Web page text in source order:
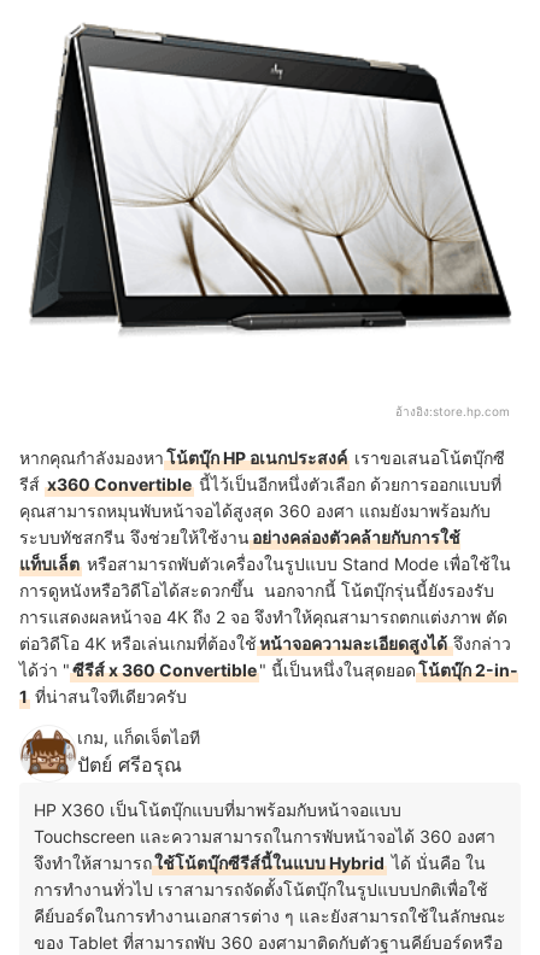
อ้างอิง:store.hp.com
หากคุณกำลังมองหาโน้ตบุ๊ก HP อเนกประสงค์ เราขอเสนอโน้ตบุ๊กซี
รีส์ x360 Convertible นี้ไว้เป็นอีกหนึ่งตัวเลือก ด้วยการออกแบบที่
คุณสามารถหมุนพับหน้าจอได้สูงสุด 360 องศา แถมยังมาพร้อมกับ
ระบบทัชสกรีน จึงช่วยให้ใช้งานอย่างคล่องตัวคล้ายกับการใช้
แท็บเล็ต หรือสามารถพับตัวเครื่องในรูปแบบ Stand Mode เพื่อใช้ใน
การดูหนังหรือวิดีโอได้สะดวกขึ้น นอกจากนี้ โน้ตบุ๊กรุ่นนี้ยังรองรับ
การแสดงผลหน้าจอ 4K ถึง 2 จอ จึงทำให้คุณสามารถตกแต่งภาพ ตัด
ต่อวิดีโอ 4K หรือเล่นเกมที่ต้องใช้หน้าจอความละเอียดสูงได้จึงกล่าว
ได้ว่า "ซีรีส์ x 360 Convertible" นี้เป็นหนึ่งในสุดยอดโน้ตบุ๊ก 2-in-
1 ที่น่าสนใจทีเดียวครับ
เกม, แก็ดเจ็ตไอที
ปัตย์ ศรีอรุณ
HP X360 เป็นโน้ตบุ๊กแบบที่มาพร้อมกับหน้าจอแบบ
Touchscreen และความสามารถในการพับหน้าจอได้ 360 องศา
จึงทำให้สามารถใช้โน้ตบุ๊กซีรีส์นี้ในแบบ Hybrid ได้ นั่นคือ ใน
การทำงานทั่วไป เราสามารถจัดตั้งโน้ตบุ๊กในรูปแบบปกติเพื่อใช้
คีย์บอร์ดในการทำงานเอกสารต่าง ๆ และยังสามารถใช้ในลักษณะ
ของ Tablet ที่สามารถพับ 360 องศามาติดกับตัวฐานคีย์บอร์ดหรือ